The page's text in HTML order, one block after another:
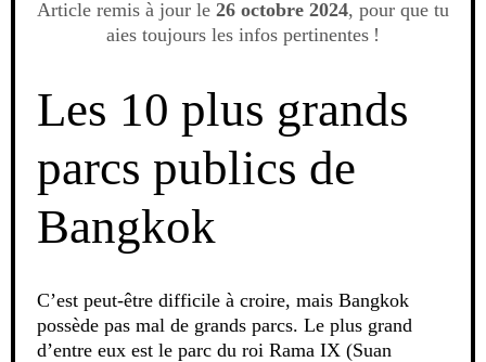
Article remis à jour le 26 octobre 2024, pour que tu
aies toujours les infos pertinentes !
Les 10 plus grands
parcs publics de
Bangkok
C’est peut-être difficile à croire, mais Bangkok
possède pas mal de grands parcs. Le plus grand
d’entre eux est le parc du roi Rama IX (Suan